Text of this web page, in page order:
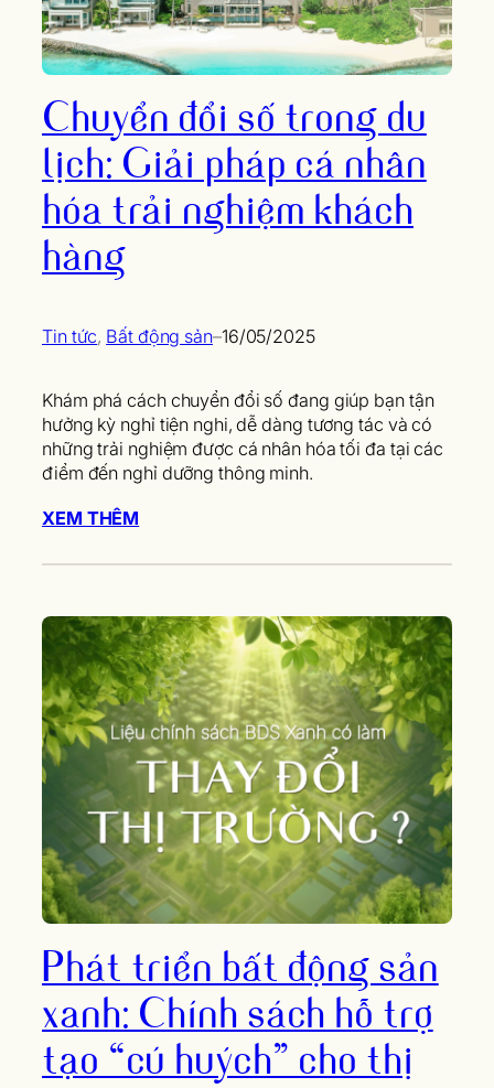
Chuyển đổi số trong du
lịch: Giải pháp cá nhân
hóa trải nghiệm khách
hàng
Tin tức, Bất động sản–16/05/2025
Khám phá cách chuyển đổi số đang giúp bạn tận
hưởng kỳ nghỉ tiện nghi, dễ dàng tương tác và có
những trải nghiệm được cá nhân hóa tối đa tại các
điểm đến nghỉ dưỡng thông minh.
XEM THÊM
Phát triển bất động sản
xanh: Chính sách hỗ trợ
tạo “cú huých” cho thị